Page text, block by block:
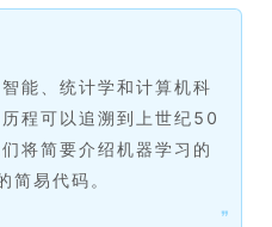
能、统计学和计算机科
程可以追溯到上世纪50
将简要介绍机器学习的
易代码。
❞